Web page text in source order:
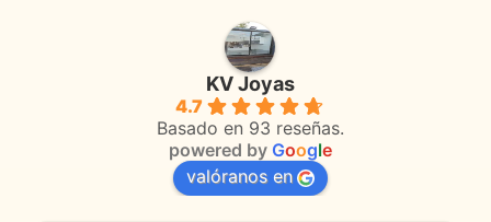
KV Joyas
4.7
Basado en 93 reseñas.
powered by Google
valóranos en